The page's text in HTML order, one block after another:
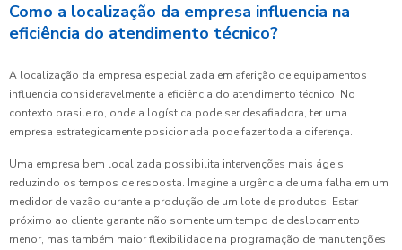
Como a localização da empresa influencia na
eficiência do atendimento técnico?
A localização da empresa especializada em aferição de equipamentos
influencia consideravelmente a eficiência do atendimento técnico. No
contexto brasileiro, onde a logística pode ser desafiadora, ter uma
empresa estrategicamente posicionada pode fazer toda a diferença.
Uma empresa bem localizada possibilita intervenções mais ágeis,
reduzindo os tempos de resposta. Imagine a urgência de uma falha em um
medidor de vazão durante a produção de um lote de produtos. Estar
próximo ao cliente garante não somente um tempo de deslocamento
menor, mas também maior flexibilidade na programação de manutenções